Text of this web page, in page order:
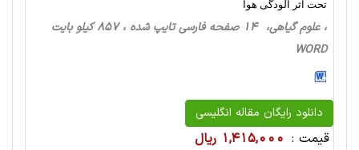
تحت اثر آلودگی هوا
، علوم گیاهی، 14 صفحه فارسی تایپ شده ، 857 کیلو بایت
WORD
دانلود رایگان مقاله انگلیسی
قیمت : 1,415,000 ریال